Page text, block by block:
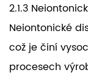
2.1.3
Neiontonické
což je činí
procesech